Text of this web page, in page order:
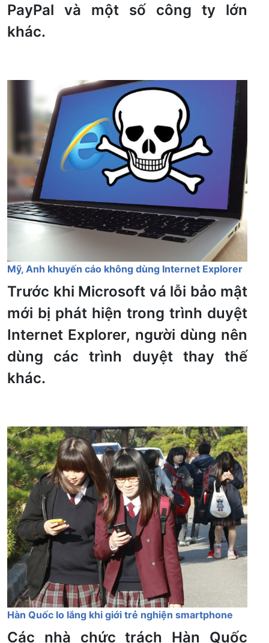
PayPal và một số công ty lớn
khác.
Mỹ, Anh khuyến cáo không dùng Internet Explorer
Trước khi Microsoft vá lỗi bảo mật
mới bị phát hiện trong trình duyệt
Internet Explorer, người dùng nên
dùng các trình duyệt thay thế
khác.
Hàn Quốc lo lắng khi giới trẻ nghiện smartphone
Các nhà chức trách Hàn Quốc